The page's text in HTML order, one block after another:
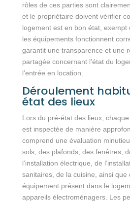
rôles de ces parties sont
et le propriétaire doivent vérifier
logement est en bon état,
les équipements fonctionnent
garantit une transparence et une
partagée concernant l’état du
l’entrée en location.
Déroulement
état des lieux
Lors du pré-état des lieux,
est inspectée de manière
comprend une évaluation
sols, des plafonds, des fenêtres,
l’installation électrique, de
sanitaires, de la cuisine, ainsi que
équipement présent dans le
appareils électroménagers. Les